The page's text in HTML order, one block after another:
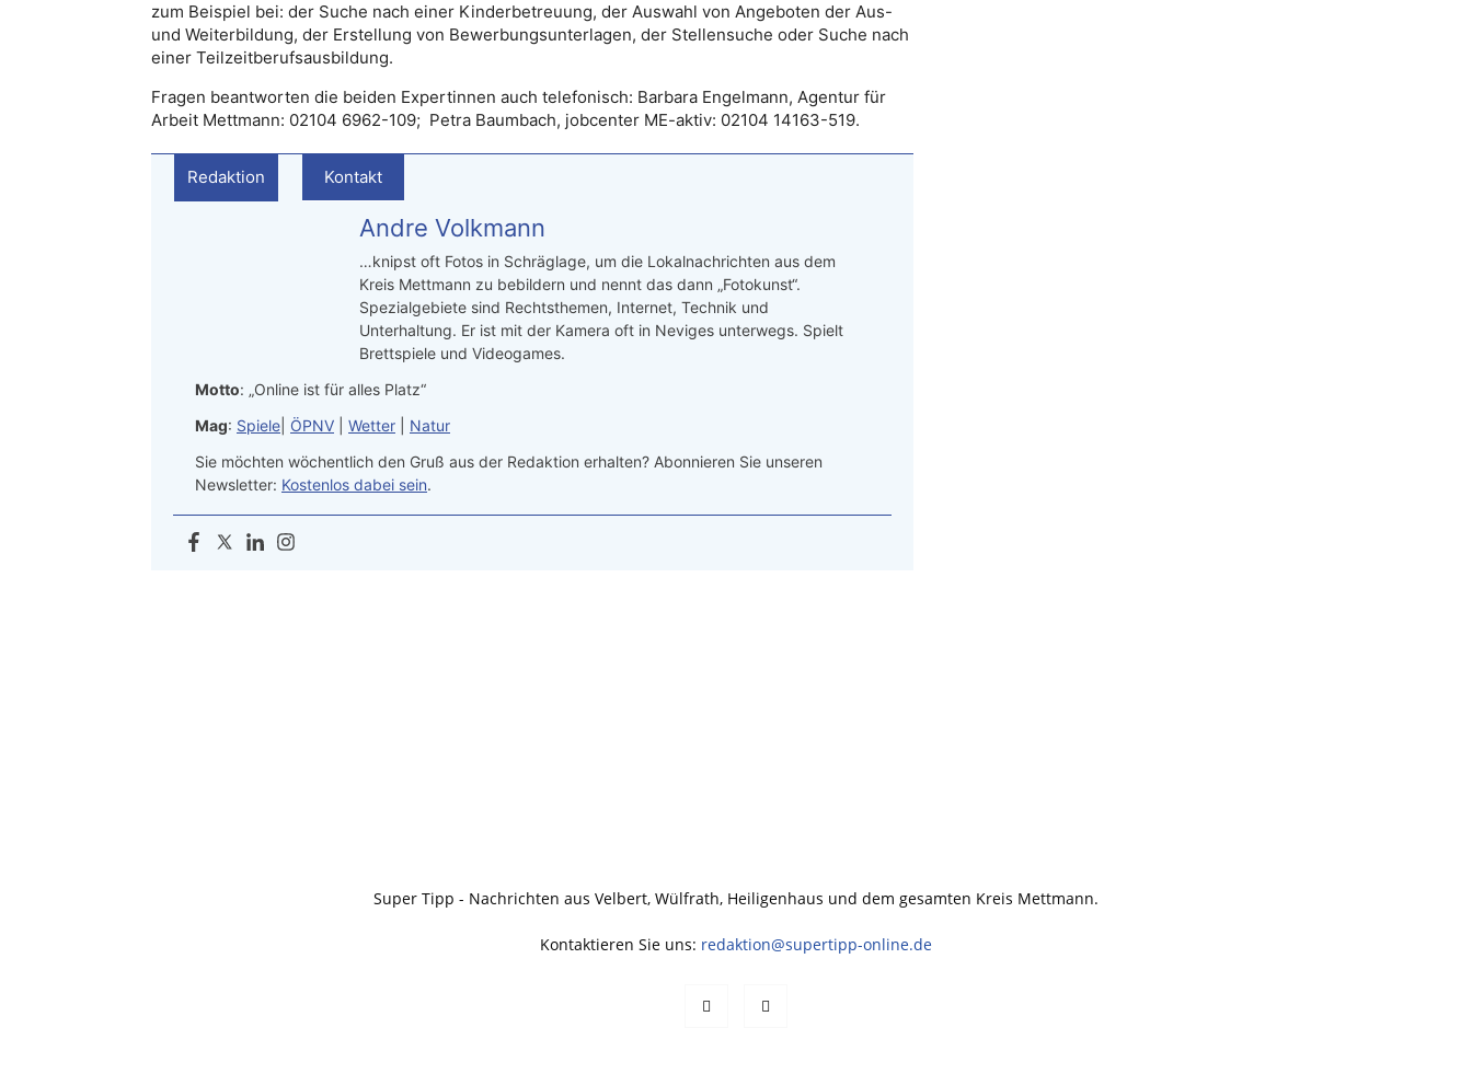
zum Beispiel bei: der Suche nach einer Kinderbetreuung, der Auswahl von Angeboten der Aus-
und Weiterbildung, der Erstellung von Bewerbungsunterlagen, der Stellensuche oder Suche nach
einer Teilzeitberufsausbildung.
Fragen beantworten die beiden Expertinnen auch telefonisch: Barbara Engelmann, Agentur für
Arbeit Mettmann: 02104 6962-109; Petra Baumbach, jobcenter ME-aktiv: 02104 14163-519.
Redaktion Kontakt
Andre Volkmann
…knipst oft Fotos in Schräglage, um die Lokalnachrichten aus dem
Kreis Mettmann zu bebildern und nennt das dann „Fotokunst“.
Spezialgebiete sind Rechtsthemen, Internet, Technik und
Unterhaltung. Er ist mit der Kamera oft in Neviges unterwegs. Spielt
Brettspiele und Videogames.
Motto: „Online ist für alles Platz“
Mag: Spiele ÖPNV Wetter
Natur
Sie möchten wöchentlich den Gruß aus der Redaktion erhalten? Abonnieren Sie unseren
Newsletter: Kostenlos dabei sein.
Super Tipp - Nachrichten aus Velbert, Wülfrath, Heiligenhaus und dem gesamten Kreis Mettmann.
Kontaktieren Sie uns: redaktion@supertipp-online.de